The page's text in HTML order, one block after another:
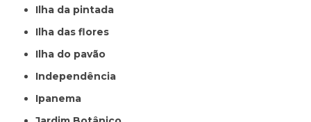
Ilha da pintada
Ilha das flores
Ilha do pavão
Independência
Ipanema